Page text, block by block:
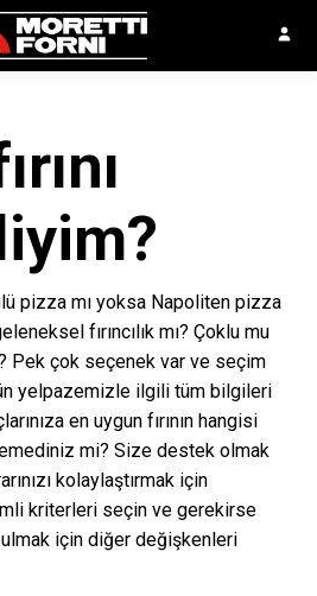
pizza mı yoksa Napoliten pizza
fırıncılık mı? Çoklu mu
Pek çok seçenek var ve seçim
yelpazemizle ilgili tüm bilgileri
en uygun fırının hangisi
mi? Size destek olmak
kolaylaştırmak için
kriterleri seçin ve gerekirse
için diğer değişkenleri